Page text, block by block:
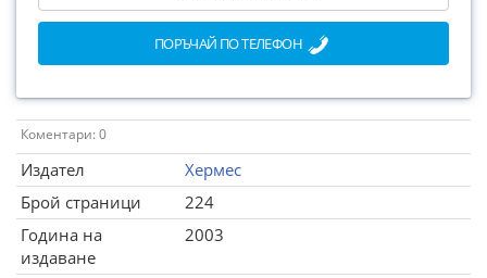
ПОРЪЧАЙ ПО ТЕЛЕФОН
Коментари: 0
Издател
Хермес
Брой страници
224
Година на
издаване
2003